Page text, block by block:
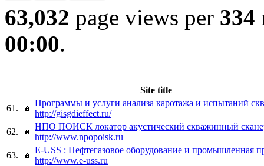
63,032 page views per 334
00:00.
Site title
61.
Программы и услуги анализа каротажа и испытаний
http://gisgdieffect.ru/
62.
НПО ПОИСК локатор акустический скважинный
http://www.npopoisk.ru
63.
E-USS : Нефтегазовое оборудование и промышленная
http://www.e-uss.ru